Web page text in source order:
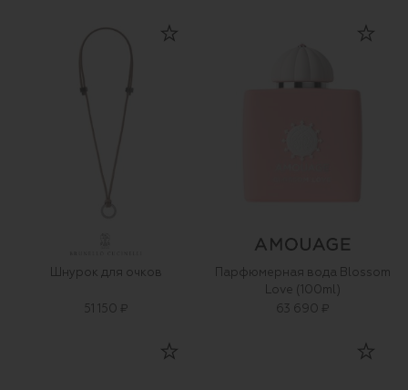
Шнурок для очков
51 150 ₽
Парфюмерная вода Blossom
Love (100ml)
63 690 ₽